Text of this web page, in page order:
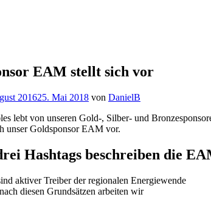
EAM stellt sich vor
201625. Mai 2018 von DanielB
lebt von unseren Gold-, Silber- und
unser Goldsponsor EAM vor.
Hashtags beschreiben die
aktiver Treiber der regionalen Energiewende
diesen Grundsätzen arbeiten wir